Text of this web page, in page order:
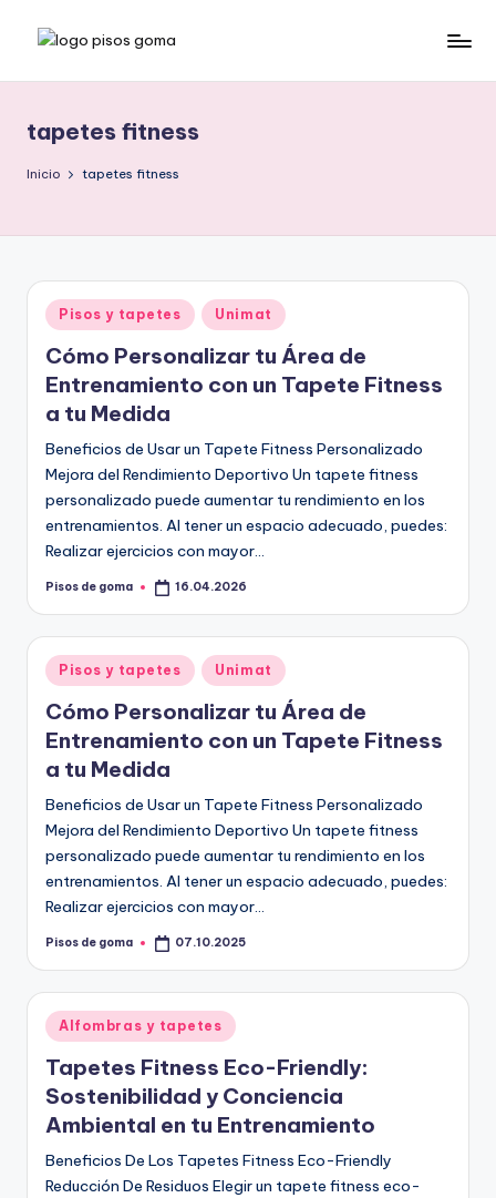
Saltar
o
s
G
o
m
a
tapetes fitness
Inicio tapetes fitness
Publicado
en
Pisos y tapetes Unimat
Cómo Personalizar tu Área de
Entrenamiento con un Tapete Fitness
a tu Medida
Beneficios de Usar un Tapete Fitness Personalizado
Mejora del Rendimiento Deportivo Un tapete fitness
personalizado puede aumentar tu rendimiento en los
entrenamientos. Al tener un espacio adecuado, puedes:
Realizar ejercicios con mayor…
Publicado
Pisos de goma 16.04.2026
Publicado
en
Pisos y tapetes Unimat
Cómo Personalizar tu Área de
Entrenamiento con un Tapete Fitness
a tu Medida
Beneficios de Usar un Tapete Fitness Personalizado
Mejora del Rendimiento Deportivo Un tapete fitness
personalizado puede aumentar tu rendimiento en los
entrenamientos. Al tener un espacio adecuado, puedes:
Realizar ejercicios con mayor…
Publicado
Pisos de goma 07.10.2025
Publicado
en
Alfombras y tapetes
Tapetes Fitness Eco-Friendly:
Sostenibilidad y Conciencia
Ambiental en tu Entrenamiento
Beneficios De Los Tapetes Fitness Eco-Friendly
Reducción De Residuos Elegir un tapete fitness eco-